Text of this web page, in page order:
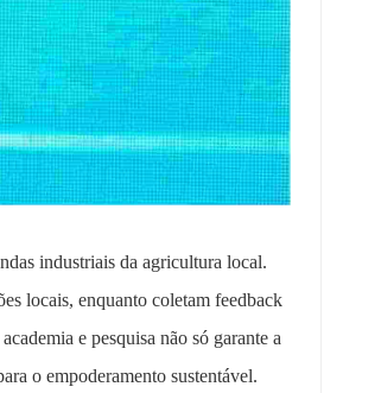
industriais da agricultura local.
locais, enquanto coletam feedback
e pesquisa não só garante a
o empoderamento sustentável.